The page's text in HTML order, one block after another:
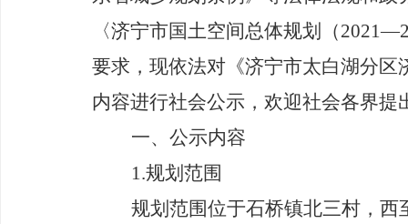
〈济宁市国土空间总体规划（2021—
要求， 现依法对 《济宁市太白湖分
内容进行社会公示，欢迎社会各界提
一、公示内容
1.规划范围
规划范围位于石桥镇北三村，